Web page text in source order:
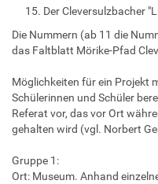
Der Cleversulzbacher
Die Nummern (ab 11 die
das Faltblatt Mörike-Pfad
Möglichkeiten für ein Projekt
Schülerinnen und Schüler
Referat vor, das vor Ort
gehalten wird (vgl. Norbert
Gruppe 1:
Ort: Museum. Anhand